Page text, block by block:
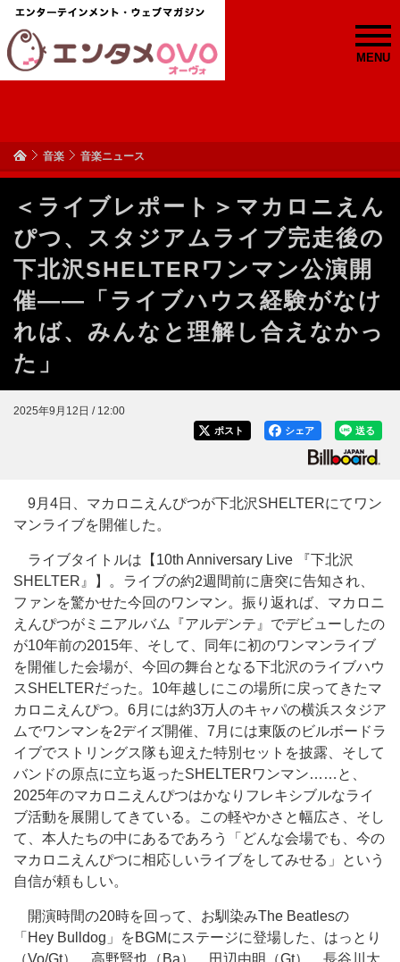
MENU
音楽 音楽ニュース
＜ライブレポート＞マカロニえん
ぴつ、スタジアムライブ完走後の
下北沢SHELTERワンマン公演開
催――「ライブハウス経験がなけ
れば、みんなと理解し合えなかっ
た」
2025年9月12日 / 12:00
送る
シェア
ポスト
9月4日、マカロニえんぴつが下北沢SHELTERにてワン
マンライブを開催した。
ライブタイトルは【10th Anniversary Live 『下北沢
SHELTER』】。ライブの約2週間前に唐突に告知され、
ファンを驚かせた今回のワンマン。振り返れば、マカロニ
えんぴつがミニアルバム『アルデンテ』でデビューしたの
が10年前の2015年、そして、同年に初のワンマンライブ
を開催した会場が、今回の舞台となる下北沢のライブハウ
スSHELTERだった。10年越しにこの場所に戻ってきたマ
カロニえんぴつ。6月には約3万人のキャパの横浜スタジア
ムでワンマンを2デイズ開催、7月には東阪のビルボードラ
イブでストリングス隊も迎えた特別セットを披露、そして
バンドの原点に立ち返ったSHELTERワンマン……と、
2025年のマカロニえんぴつはかなりフレキシブルなライ
ブ活動を展開してきている。この軽やかさと幅広さ、そし
て、本人たちの中にあるであろう「どんな会場でも、今の
マカロニえんぴつに相応しいライブをしてみせる」という
自信が頼もしい。
開演時間の20時を回って、お馴染みThe Beatlesの
「Hey Bulldog」をBGMにステージに登場した、はっとり
（Vo/Gt）、高野賢也（Ba）、田辺由明（Gt）、長谷川大